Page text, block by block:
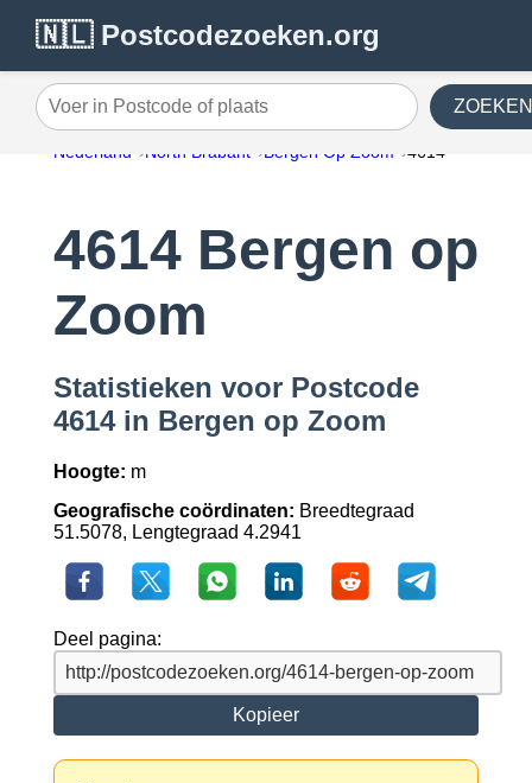
🇳🇱 Postcodezoeken.org
Voer in Postcode of plaats ZOEKEN
Nederland North Brabant Bergen Op Zoom 4614
4614 Bergen op
Zoom
Statistieken voor Postcode
4614 in Bergen op Zoom
Hoogte: m
Geografische coördinaten: Breedtegraad
51.5078, Lengtegraad 4.2941
Deel pagina:
Kopieer